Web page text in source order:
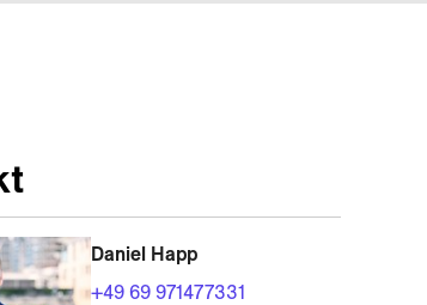
Daniel Happ
+49 69 971477331